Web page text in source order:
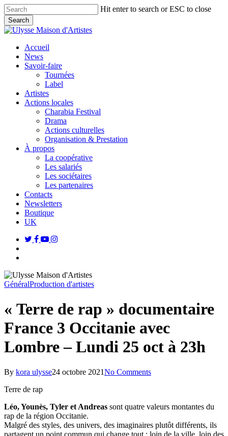
Skip
to
main
content
Hit enter to search or ESC to close
Search
Close
search
Menu
Accueil
News
Savoir-faire
Tournées
Label
Artistes
Actions locales
Charabia Festival
Drama
Actions culturelles
Organisation & Prestation
À propos
La coopérative
Les salariés
Les sociétaires
Les partenaires
Contacts
Newsletters
Boutique
UK
twitterfacebook
youtubeinstagram
GénéralProduction d'artistes
« Terre de rap » documentaire
France 3 Occitanie avec
Lombre – Lundi 25 oct à 23h
By kora ulysse24 octobre 2021No Comments
Terre de rap
Léo, Younès, Tyler et Andreas sont quatre valeurs montantes du
rap de la région Occitanie.
Malgré des styles, des univers, des imaginaires plutôt différents, ils
partagent un point commun qui change tout : loin de la ville, loin des